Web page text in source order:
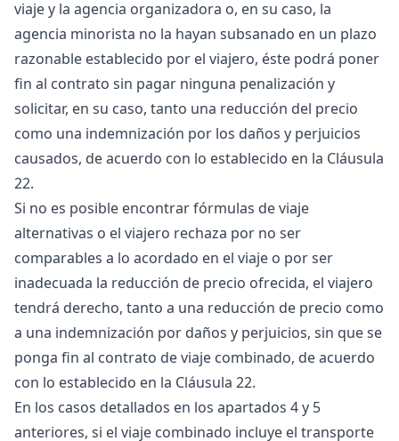
viaje y la agencia organizadora o, en su caso, la
agencia minorista no la hayan subsanado en un plazo
razonable establecido por el viajero, éste podrá poner
fin al contrato sin pagar ninguna penalización y
solicitar, en su caso, tanto una reducción del precio
como una indemnización por los daños y perjuicios
causados, de acuerdo con lo establecido en la Cláusula
22.
Si no es posible encontrar fórmulas de viaje
alternativas o el viajero rechaza por no ser
comparables a lo acordado en el viaje o por ser
inadecuada la reducción de precio ofrecida, el viajero
tendrá derecho, tanto a una reducción de precio como
a una indemnización por daños y perjuicios, sin que se
ponga fin al contrato de viaje combinado, de acuerdo
con lo establecido en la Cláusula 22.
En los casos detallados en los apartados 4 y 5
anteriores, si el viaje combinado incluye el transporte